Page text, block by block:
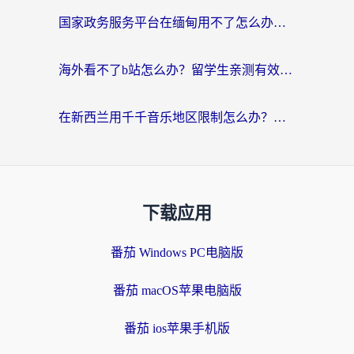
国家政务服务平台在缅甸用不了怎么办？海外华人必看的回国加速全攻略
海外看不了b站怎么办？留学生亲测有效的回国加速器选择攻略，解决豆瓣音乐、美团外卖难题
在新西兰用千千音乐地区限制怎么办？海外华人必备的回国加速解决方案
下载应用
番茄 Windows PC电脑版
番茄 macOS苹果电脑版
番茄 ios苹果手机版